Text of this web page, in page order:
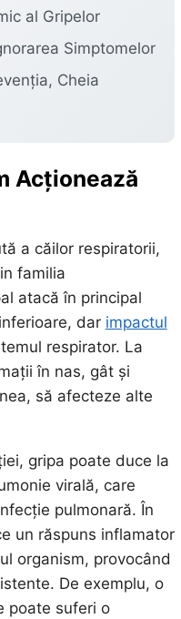
al Gripelor
Simptomelor
Cheia
Acționează
a căilor respiratorii,
familia
atacă în principal
dar impactul
respirator. La
în nas, gât și
să afecteze alte
gripa poate duce la
virală, care
pulmonară. În
un răspuns inflamator
organism, provocând
De exemplu, o
poate suferi o